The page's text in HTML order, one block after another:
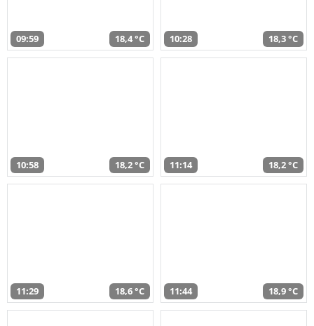
09:59 18,4 °C 10:28 18,3 °C
10:58 18,2 °C 11:14 18,2 °C
11:29 18,6 °C 11:44 18,9 °C